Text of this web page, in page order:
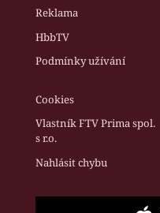
Reklama
HbbTV
Podmínky užívání
Cookies
Vlastník FTV Prima spol.
s r.o.
Nahlásit chybu